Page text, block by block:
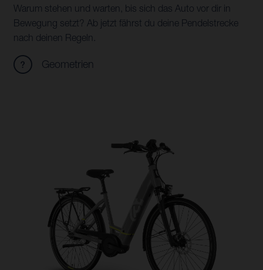
Warum stehen und warten, bis sich das Auto vor dir in
Bewegung setzt? Ab jetzt fährst du deine Pendelstrecke
nach deinen Regeln.
Geometrien